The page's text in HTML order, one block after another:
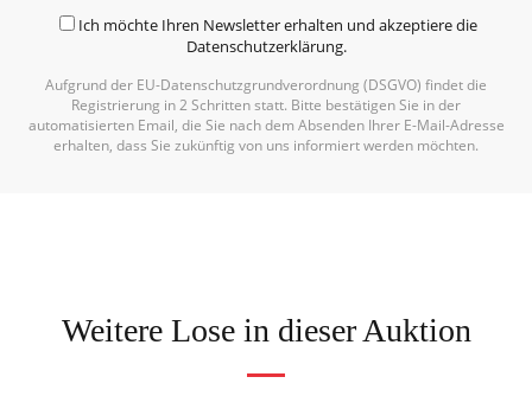
Ich möchte Ihren Newsletter erhalten und akzeptiere die
Datenschutzerklärung.
Alternative:
Aufgrund der EU-Datenschutzgrundverordnung (DSGVO) findet die
Registrierung in 2 Schritten statt. Bitte bestätigen Sie in der
automatisierten Email, die Sie nach dem Absenden Ihrer E-Mail-Adresse
erhalten, dass Sie zukünftig von uns informiert werden möchten.
Weitere Lose in dieser Auktion